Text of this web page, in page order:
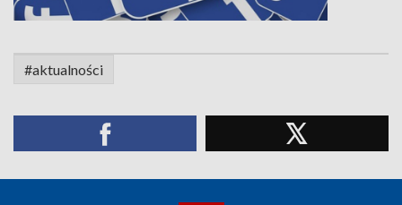
#aktualności